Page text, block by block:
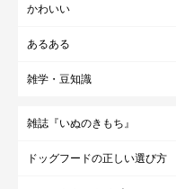
かわいい
あるある
雑学・豆知識
雑誌『いぬのきもち』
ドッグフードの正しい選び方